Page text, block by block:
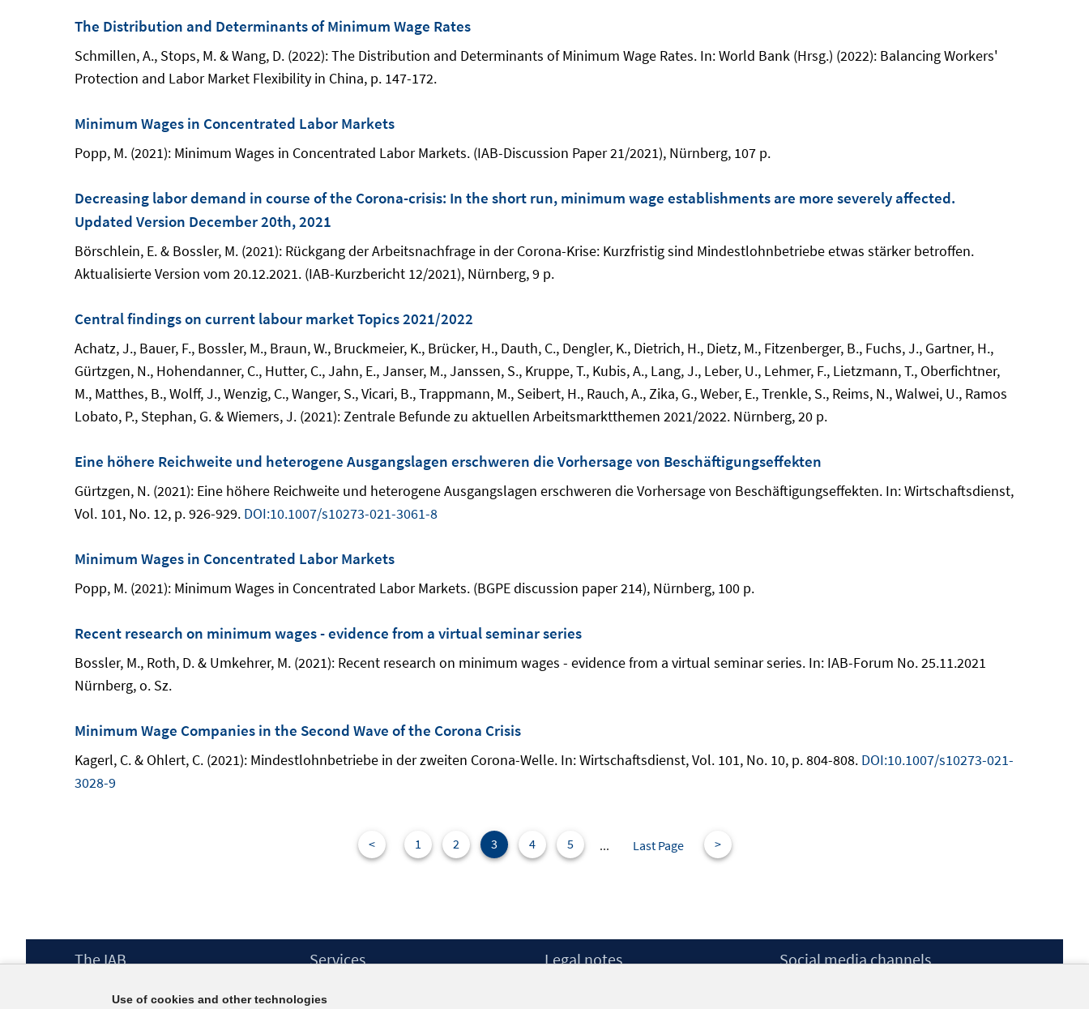
The Distribution and Determinants of Minimum Wage Rates
Schmillen, A., Stops, M. & Wang, D. (2022): The Distribution and Determinants of Minimum Wage Rates. In: World Bank (Hrsg.) (2022): Balancing Workers'
Protection and Labor Market Flexibility in China, p. 147-172.
Minimum Wages in Concentrated Labor Markets
Popp, M. (2021): Minimum Wages in Concentrated Labor Markets. (IAB-Discussion Paper 21/2021), Nürnberg, 107 p.
Decreasing labor demand in course of the Corona-crisis: In the short run, minimum wage establishments are more severely affected.
Updated Version December 20th, 2021
Börschlein, E. & Bossler, M. (2021): Rückgang der Arbeitsnachfrage in der Corona-Krise: Kurzfristig sind Mindestlohnbetriebe etwas stärker betroffen.
Aktualisierte Version vom 20.12.2021. (IAB-Kurzbericht 12/2021), Nürnberg, 9 p.
Central findings on current labour market Topics 2021/2022
Achatz, J., Bauer, F., Bossler, M., Braun, W., Bruckmeier, K., Brücker, H., Dauth, C., Dengler, K., Dietrich, H., Dietz, M., Fitzenberger, B., Fuchs, J., Gartner, H.,
Gürtzgen, N., Hohendanner, C., Hutter, C., Jahn, E., Janser, M., Janssen, S., Kruppe, T., Kubis, A., Lang, J., Leber, U., Lehmer, F., Lietzmann, T., Oberfichtner,
M., Matthes, B., Wolff, J., Wenzig, C., Wanger, S., Vicari, B., Trappmann, M., Seibert, H., Rauch, A., Zika, G., Weber, E., Trenkle, S., Reims, N., Walwei, U., Ramos
Lobato, P., Stephan, G. & Wiemers, J. (2021): Zentrale Befunde zu aktuellen Arbeitsmarktthemen 2021/2022. Nürnberg, 20 p.
Eine höhere Reichweite und heterogene Ausgangslagen erschweren die Vorhersage von Beschäftigungseffekten
Gürtzgen, N. (2021): Eine höhere Reichweite und heterogene Ausgangslagen erschweren die Vorhersage von Beschäftigungseffekten. In: Wirtschaftsdienst,
Vol. 101, No. 12, p. 926-929. DOI:10.1007/s10273-021-3061-8
Minimum Wages in Concentrated Labor Markets
Popp, M. (2021): Minimum Wages in Concentrated Labor Markets. (BGPE discussion paper 214), Nürnberg, 100 p.
Recent research on minimum wages - evidence from a virtual seminar series
Bossler, M., Roth, D. & Umkehrer, M. (2021): Recent research on minimum wages - evidence from a virtual seminar series. In: IAB-Forum No. 25.11.2021
Nürnberg, o. Sz.
Minimum Wage Companies in the Second Wave of the Corona Crisis
Kagerl, C. & Ohlert, C. (2021): Mindestlohnbetriebe in der zweiten Corona-Welle. In: Wirtschaftsdienst, Vol. 101, No. 10, p. 804-808. DOI:10.1007/s10273-021-
3028-9
< 1 2 3 4 5 ... Last Page >
Footer
The IAB Services Legal notes Social media channels
Use of cookies and other technologies